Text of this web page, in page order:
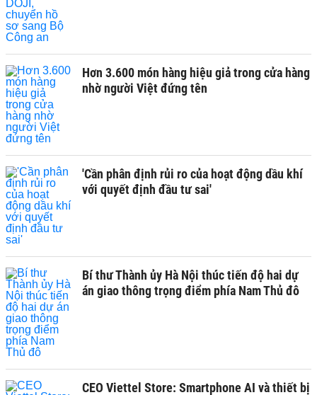
Hơn 3.600 món hàng hiệu giả trong cửa hàng
nhờ người Việt đứng tên
'Cần phân định rủi ro của hoạt động dầu khí
với quyết định đầu tư sai'
Bí thư Thành ủy Hà Nội thúc tiến độ hai dự
án giao thông trọng điểm phía Nam Thủ đô
CEO Viettel Store: Smartphone AI và thiết bị